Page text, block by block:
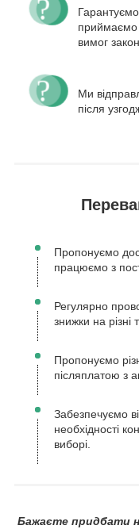
Гарантуємо
приймаємо
вимог
Ми
після
Пропонуємо
працюємо з
Регулярно
знижки на різні
Пропонуємо
післяплатою з
Забезпечуємо
необхідності
виборі.
Бажаєте придбати